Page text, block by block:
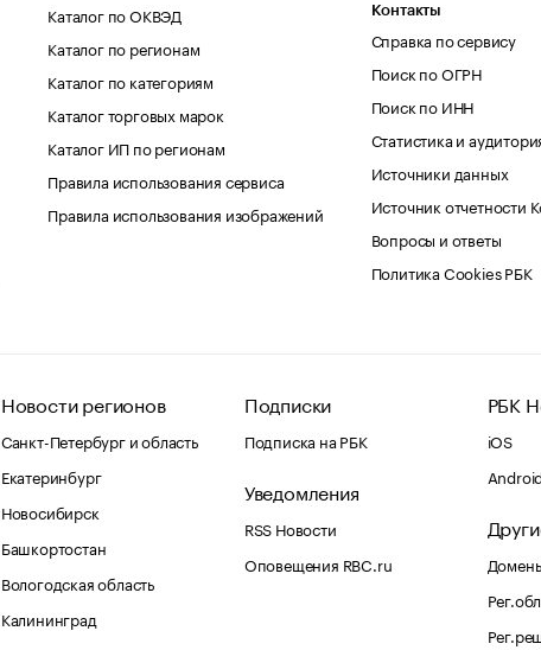
Каталог по ОКВЭД
Каталог по регионам
Каталог по категориям
Каталог торговых марок
Каталог ИП по регионам
Правила использования сервиса
Правила использования изображений
Контакты
Справка по сервису
Поиск по ОГРН
Поиск по ИНН
Статистика и
Источники данных
Источник отчетности
Вопросы и ответы
Политика Cookies РБК
Новости регионов
Санкт-Петербург и область
Екатеринбург
Новосибирск
Башкортостан
Вологодская область
Калининград
Подписки
Подписка на РБК
Уведомления
RSS Новости
Оповещения RBC.ru
РБК
iOS